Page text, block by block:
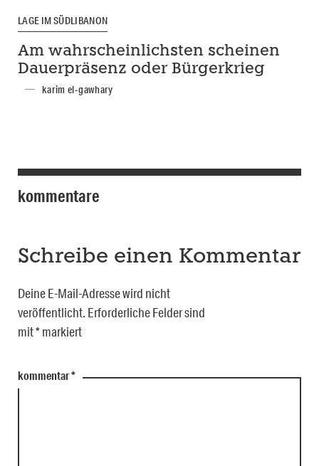
LAGE IM SÜDLIBANON
Am wahrscheinlichsten scheinen
Dauerpräsenz oder Bürgerkrieg
karim el-gawhary
kommentare
Schreibe einen Kommentar
Deine E-Mail-Adresse wird nicht
veröffentlicht. Erforderliche Felder sind
mit*markiert
kommentar*